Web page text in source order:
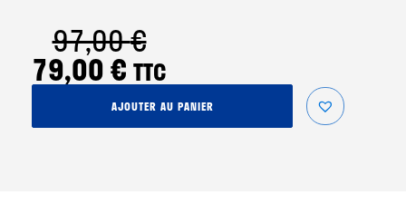
97,00€
Le
prix
initial
79,00€Le
prix
actuel
TTC
AJOUTER AU PANIER